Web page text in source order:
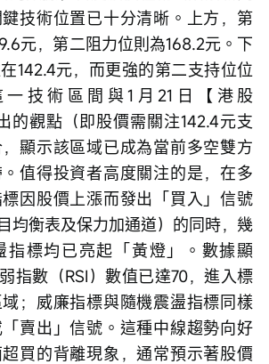
技術位置已十分清晰。上方，第
元，第二阻力位則為168.2元。下
142.4元，而更強的第二支持位位
一技術區間與1月21日【港股
的觀點（即股價需關注142.4元支
顯示該區域已成為當前多空雙方
值得投資者高度關注的是，在多
因股價上漲而發出「買入」信號
均衡表及保力加通道）的同時，幾
指標均已亮起「黃燈」。數據顯
指數（RSI）數值已達70，進入標
；威廉指標與隨機震盪指標同樣
賣出」信號。這種中線趨勢向好
買的背離現象，通常預示著股價